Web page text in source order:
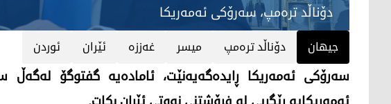
دۆناڵد تره‌مپ، سه‌رۆكی ئه‌مه‌ریكا
جیهان دۆناڵد ترەمپ میسر غەززە ئێران ئوردن
سه‌رۆكی ئه‌مه‌ریكا ڕایده‌گه‌یه‌نێت، ئاماده‌یه‌ گفتوگۆ